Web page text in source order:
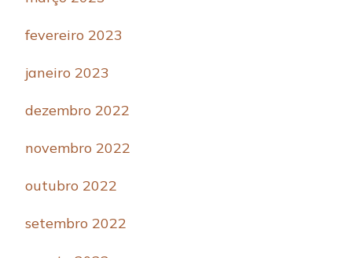
fevereiro 2023
janeiro 2023
dezembro 2022
novembro 2022
outubro 2022
setembro 2022